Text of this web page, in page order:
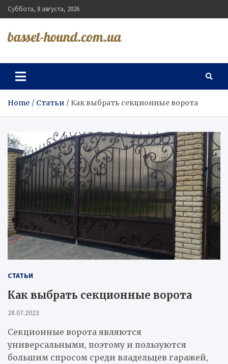
Skip
to
Суббота, 8 августа, 2026
basset-hound.com.ua
Home Статьи Как выбрать секционные ворота
СТАТЬИ
Как выбрать секционные ворота
28.07.2023
Секционные ворота являются
универсальными, поэтому и пользуются
большим спросом среди владельцев гаражей,